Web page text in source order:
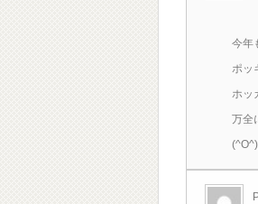
今年
ポッ
ホッ
万全